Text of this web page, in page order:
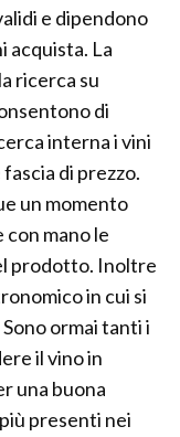
e dipendono
acquista. La
ricerca su
di
interna i vini
di prezzo.
un momento
mano le
prodotto. Inoltre
in cui si
ormai tanti i
il vino in
una buona
presenti nei